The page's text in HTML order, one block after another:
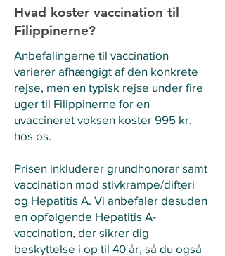
Hvad koster vaccination til
Filippinerne?
Anbefalingerne til vaccination
varierer afhængigt af den konkrete
rejse, men en typisk rejse under fire
uger til Filippinerne for en
uvaccineret voksen koster 995 kr.
hos os.
​Prisen inkluderer grundhonorar samt
vaccination mod stivkrampe/difteri
og Hepatitis A. Vi anbefaler desuden
en opfølgende Hepatitis A-
vaccination, der sikrer dig
beskyttelse i op til 40 år, så du også